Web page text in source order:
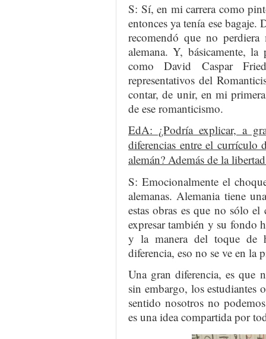
S: Sí, en mi carrera como
entonces ya tenía ese bagaje.
recomendó que no
alemana. Y, básicamente,
como David Caspar
representativos del
contar, de unir, en mi
de ese romanticismo.
EdA: ¿Podría explicar, a
diferencias entre el currículo
alemán? Además de la
S: Emocionalmente el
alemanas. Alemania tiene
estas obras es que no sólo
expresar también y su fondo
y la manera del toque de
diferencia, eso no se ve en la
Una gran diferencia, es que
sin embargo, los
sentido nosotros no
es una idea compartida por